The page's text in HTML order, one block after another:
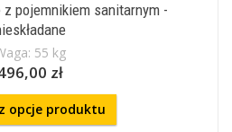
pojemnikiem sanitarnym -
55 kg
zł
opcje produktu